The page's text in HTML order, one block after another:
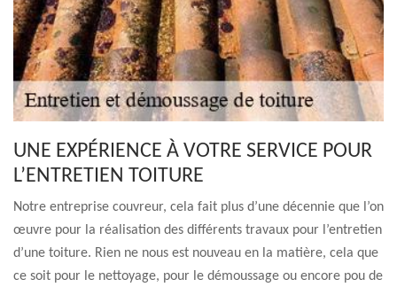
UNE EXPÉRIENCE À VOTRE SERVICE POUR
L’ENTRETIEN TOITURE
Notre entreprise couvreur, cela fait plus d’une décennie que l’on
œuvre pour la réalisation des différents travaux pour l’entretien
d’une toiture. Rien ne nous est nouveau en la matière, cela que
ce soit pour le nettoyage, pour le démoussage ou encore pou de